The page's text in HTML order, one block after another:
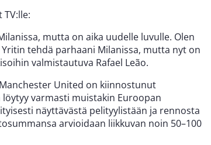
mutta on aika uudelle luvulle. Olen
tehdä parhaani Milanissa, mutta nyt on
valmistautuva Rafael Leão.
United on kiinnostunut
varmasti muistakin Euroopan
näyttävästä pelityylistään ja rennosta
arvioidaan liikkuvan noin 50–100